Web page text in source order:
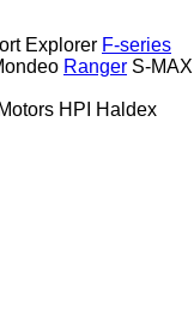
Explorer F-series
Ranger S-MAX
HPI
Haldex